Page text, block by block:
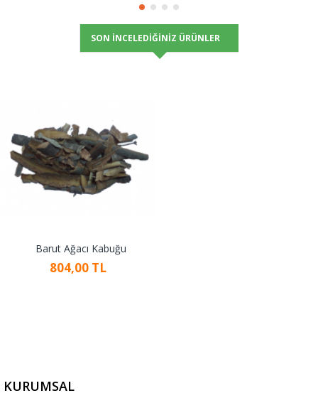
SON İNCELEDIĞINIZ ÜRÜNLER
Barut Ağacı Kabuğu
804,00 TL
KURUMSAL